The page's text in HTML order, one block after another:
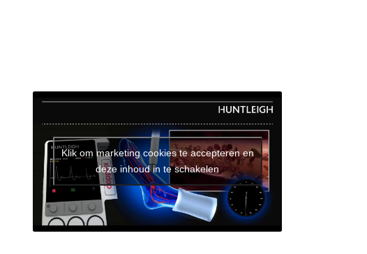
Klik om marketing cookies te accepteren en
deze inhoud in te schakelen